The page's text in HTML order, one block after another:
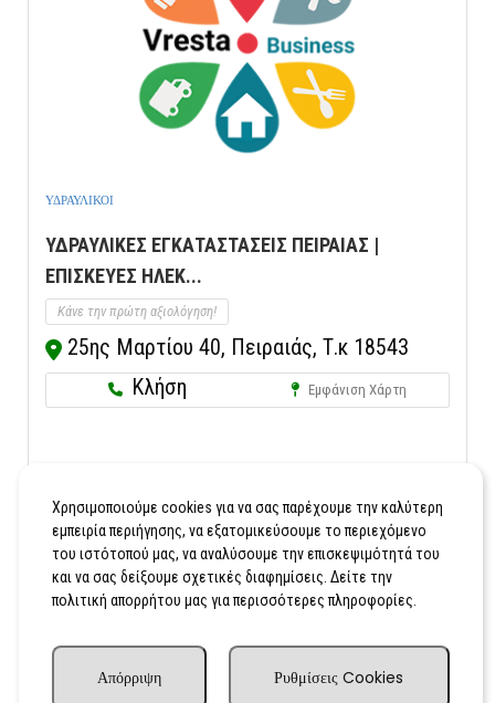
ΥΔΡΑΥΛΙΚΟΙ
ΥΔΡΑΥΛΙΚΕΣ ΕΓΚΑΤΑΣΤΑΣΕΙΣ ΠΕΙΡΑΙΑΣ |
ΕΠΙΣΚΕΥΕΣ ΗΛΕΚ...
Κάνε την πρώτη αξιολόγηση!
25ης Μαρτίου 40, Πειραιάς, Τ.κ 18543
Κλήση
Εμφάνιση Χάρτη
Χρησιμοποιούμε cookies για να σας παρέχουμε την καλύτερη
εμπειρία περιήγησης, να εξατομικεύσουμε το περιεχόμενο
του ιστότοπού μας, να αναλύσουμε την επισκεψιμότητά του
και να σας δείξουμε σχετικές διαφημίσεις. Δείτε την
πολιτική απορρήτου μας για περισσότερες πληροφορίες.
Ρυθμίσεις Cookies
Απόρριψη